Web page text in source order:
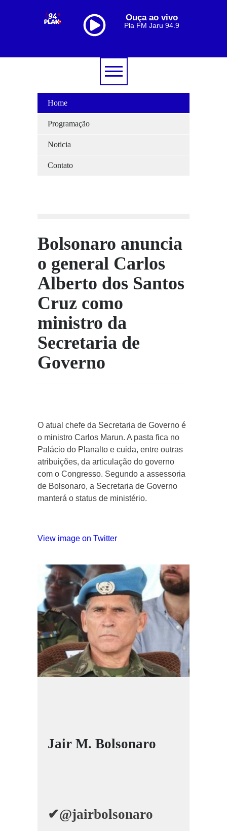
Ouça ao vivo
Pla FM Jaru 94.9
Home
Programação
Noticia
Contato
Bolsonaro anuncia
o general Carlos
Alberto dos Santos
Cruz como
ministro da
Secretaria de
Governo
O atual chefe da Secretaria de Governo é
o ministro Carlos Marun. A pasta fica no
Palácio do Planalto e cuida, entre outras
atribuições, da articulação do governo
com o Congresso. Segundo a assessoria
de Bolsonaro, a Secretaria de Governo
manterá o status de ministério.
View image on Twitter
Jair M. Bolsonaro
✔@jairbolsonaro